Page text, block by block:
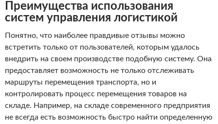
Преимущества использования
систем управления логистикой
Понятно, что наиболее правдивые отзывы можно
встретить только от пользователей, которым удалось
внедрить на своем производстве подобную систему. Она
предоставляет возможность не только отслеживать
маршруты перемещения транспорта, но и
контролировать процесс перемещения товаров на
складе. Например, на складе современного предприятия
не всегда есть возможность быстро найти определенную